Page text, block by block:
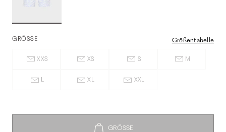
GRÖSSE Größentabelle
XXS XS S M
L XL XXL